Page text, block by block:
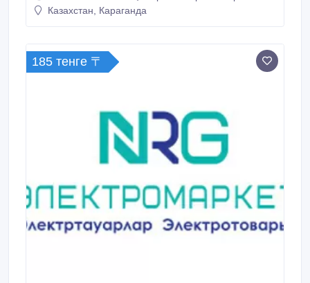
+77759504255.
Казахстан, Караганда
185 тенге 〒